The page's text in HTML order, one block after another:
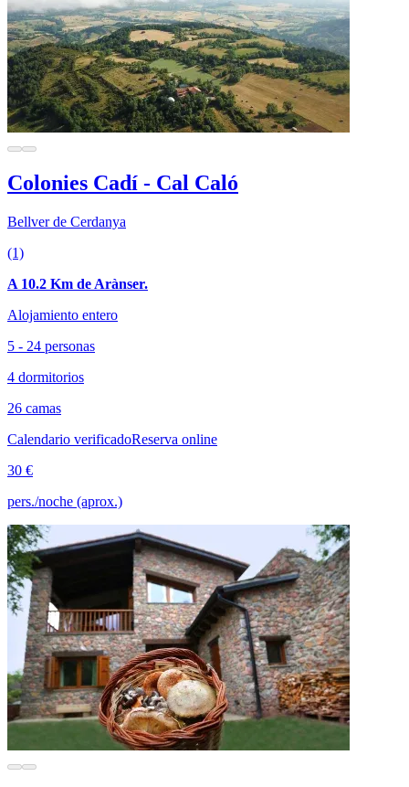
Colonies Cadí - Cal Caló
Bellver de Cerdanya
(1)
A 10.2 Km de Arànser.
Alojamiento entero
5 - 24 personas
4 dormitorios
26 camas
Calendario verificadoReserva online
30 €
pers./noche (aprox.)